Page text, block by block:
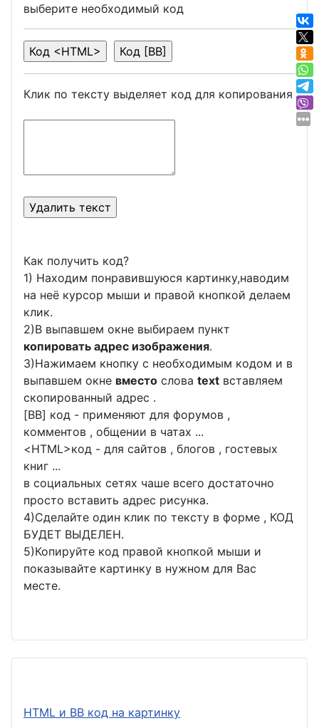
выберите необходимый код
Клик по тексту выделяет код для копирования
Как получить код?
1) Находим понравившуюся картинку,наводим
на неё курсор мыши и правой кнопкой делаем
клик.
2)В выпавшем окне выбираем пункт
копировать адрес изображения.
3)Нажимаем кнопку с необходимым кодом и в
выпавшем окне вместо слова text вставляем
скопированный адрес .
[BB] код - применяют для форумов ,
комментов , общении в чатах ...
<HTML>код - для сайтов , блогов , гостевых
книг ...
в социальных сетях чаше всего достаточно
просто вставить адрес рисунка.
4)Сделайте один клик по тексту в форме , КОД
БУДЕТ ВЫДЕЛЕН.
5)Копируйте код правой кнопкой мыши и
показывайте картинку в нужном для Вас
месте.
HTML и BB код на картинку